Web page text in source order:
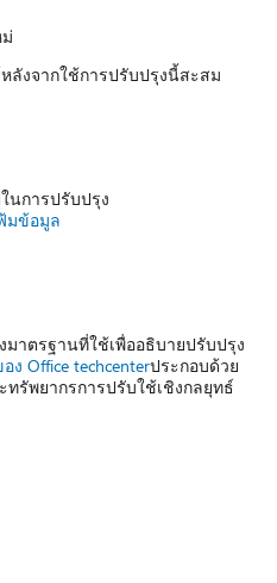
ลังจากใช้การปรับปรุงนี้สะสม
นการปรับปรุง
มข้อมูล
มาตรฐานที่ใช้เพื่ออธิบายปรับปรุง
ง Office techcenterประกอบด้วย
รัพยากรการปรับใช้เชิงกลยุทธ์